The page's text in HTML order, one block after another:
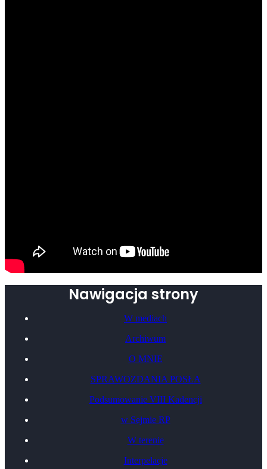
Nawigacja strony
W mediach
Archiwum
O MNIE
SPRAWOZDANIA POSŁA
Podsumowanie VIII Kadencji
w Sejmie RP
W terenie
Interpelacje